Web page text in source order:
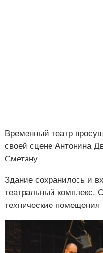
Временный театр
своей сцене Антонина
Сметану.
Здание сохранилось и
театральный комплекс.
технические помещения